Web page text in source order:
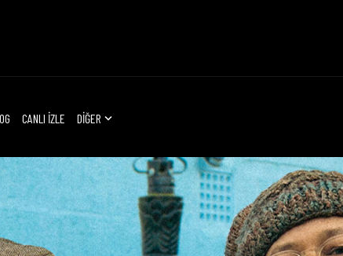
CANLI İZLE DİĞER